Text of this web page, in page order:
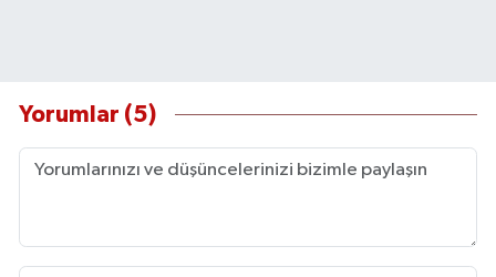
Yorumlar (5)